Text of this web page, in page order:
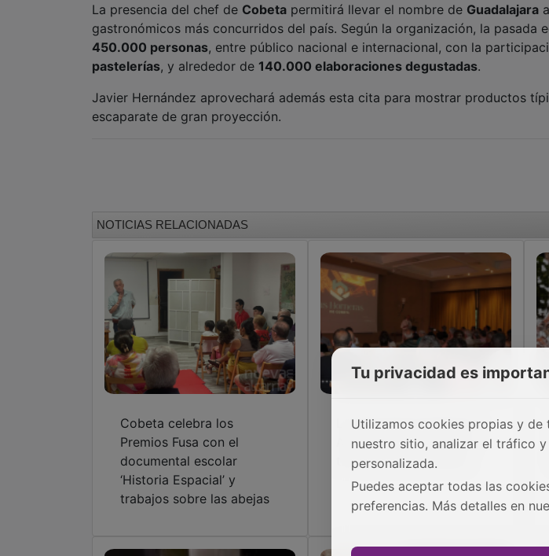
La presencia del chef de Cobeta permitirá llevar el nombre de Guadalajara
gastronómicos más concurridos del país. Según la organización, la pasada
450.000 personas, entre público nacional e internacional, con la
pastelerías, y alrededor de 140.000 elaboraciones degustadas.
Javier Hernández aprovechará además esta cita para mostrar productos
escaparate de gran proyección.
NOTICIAS RELACIONADAS
Cobeta celebra los
Premios Fusa con el
documental escolar
‘Historia Espacial’ y
trabajos sobre las abejas
Las Horneras impulsa el
Alto Tajo como destino
turístico de referencia
Tu privacidad es
Utilizamos cookies propias y
nuestro sitio, analizar el tráfico
personalizada.
Puedes aceptar todas las
preferencias. Más detalles en